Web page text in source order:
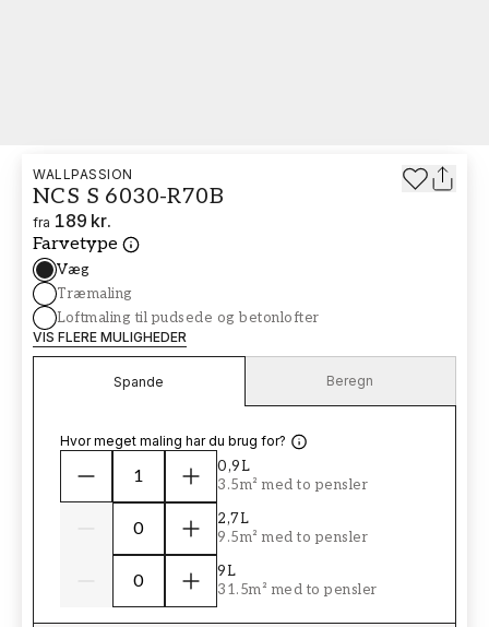
WALLPASSION
NCS S 6030-R70B
fra 189 kr.
Farvetype
Væg
Træmaling
Loftmaling til pudsede og betonlofter
VIS FLERE MULIGHEDER
Spande Beregn
Hvor meget maling har du brug for?
0,9L
3.5m² med to pensler
2,7L
9.5m² med to pensler
9L
31.5m² med to pensler